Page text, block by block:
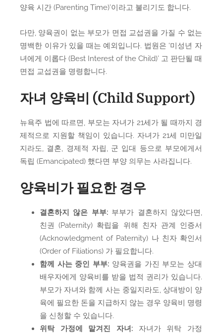
양육 시간 (Parenting Time)’이라고 불리기도 합니다.
다만, 양육권이 없는 부모가 면접 교섭권을 가질 수 없는
명백한 이유가 있을 때는 예외입니다. 법원은 ‘미성년 자
녀에게 이롭다 (Best Interest of the Child)’ 고 판단될 때
면접 교섭권을 명령합니다.
자녀 양육비 (Child Support)
뉴욕주 법에 따르면, 부모는 자녀가 21세가 될 때까지 경
제적으로 지원할 책임이 있습니다. 자녀가 21세 미만일
지라도, 결혼, 경제적 자립, 군 입대 등으로 부모에게서
독립 (Emancipated) 했다면 부양 의무는 사라집니다.
양육비가 필요한 경우
결혼하지 않은 부부:부부가 결혼하지 않았다면,
친권 (Paternity) 확립을 위해 친자 관계 인증서
(Acknowledgment of Paternity) 나 친자 확인서
(Order of Filiations) 가 필요합니다.
함께 사는 중인 부부: 양육권을 가진 부모는 상대
배우자에게 양육비를 받을 법적 권리가 있습니다.
부모가 자녀와 함께 사는 중일지라도, 상대방이 양
육에 필요한 돈을 지급하지 않는 경우 양육비 명령
을 신청할 수 있습니다.
위탁 가정에 맡겨진 자녀: 자녀가 위탁 가정